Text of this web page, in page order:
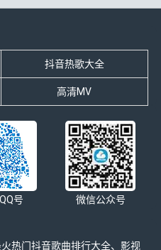
抖音热歌大全
高清MV
号 微信公众号
热门抖音歌曲排行大全、影视